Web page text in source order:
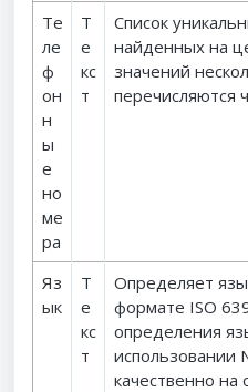
Те
ле
ф
он
н
ы
е
но
ме
ра
Т
е
кс
т
Список
найденных на
значений
перечисляются
Яз
ык
Т
е
кс
т
Определяет
формате ISO
определения
использовании
качественно на